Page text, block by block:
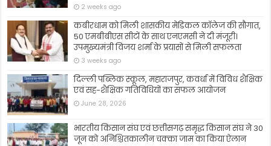
2 weeks ago
कबीरधाम को मिली शासकीय मेडिकल कॉलेज की सौगात,
50 एमबीबीएस सीटों के साथ एनएमसी ने दी मंजूरी।
उपमुख्यमंत्री विजय शर्मा के प्रयासों से मिली सफलता
3 weeks ago
दिल्ली पब्लिक स्कूल, महाराजपुर, कवर्धा में विविध शैक्षिक
एवं सह-शैक्षिक गतिविधियों का सफल आयोजन
June 28, 2026
भारतीय किसान संघ एवं छत्तीसगढ़ समृद्ध किसान संघ ने 30
जून को अनिश्चितकालीन चक्का जाम का किया ऐलान